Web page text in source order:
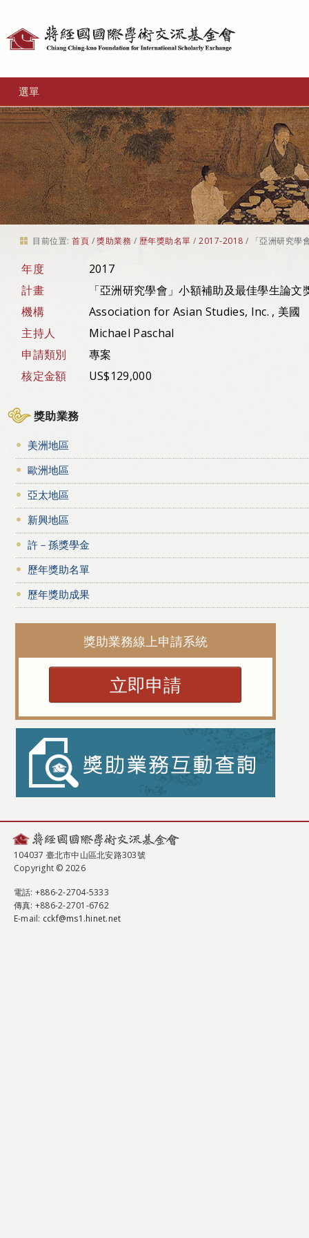
選單
目前位置: 首頁 /獎助業務 / 歷年獎助名單 /2017-2018 / 「亞洲研究學
年度
2017
計畫
「亞洲研究學會」小額補助及最佳學生論文
機構
Association for Asian Studies, Inc. , 美國
主持人
Michael Paschal
申請類別
專案
核定金額
US$129,000
獎助業務
美洲地區
歐洲地區
亞太地區
新興地區
許－孫獎學金
歷年獎助名單
歷年獎助成果
獎助業務線上申請系統
立即申請
104037 臺北市中山區北安路303號
Copyright © 2026
電話: +886-2-2704-5333
傳真: +886-2-2701-6762
E-mail: cckf@ms1.hinet.net